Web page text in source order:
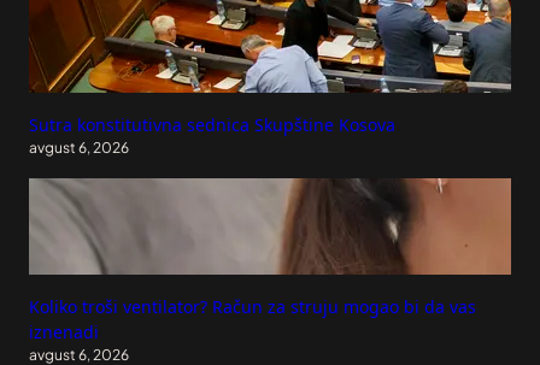
Sutra konstitutivna sednica Skupštine Kosova
avgust 6, 2026
Koliko troši ventilator? Račun za struju mogao bi da vas
iznenadi
avgust 6, 2026